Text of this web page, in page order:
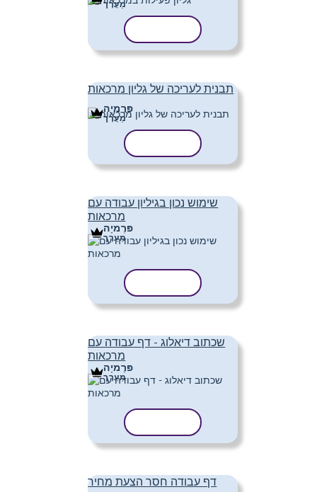
מַעֲרָך
תבנית לעריכה של גליון מרכאות
פּרֶמיָה
מַעֲרָך
שימוש נכון בגיליון עבודה עם
מרכאות
פּרֶמיָה
מַעֲרָך
שכתוב דיאלוג - דף עבודה עם
מרכאות
פּרֶמיָה
מַעֲרָך
דף עבודה חסר הצעת מחיר